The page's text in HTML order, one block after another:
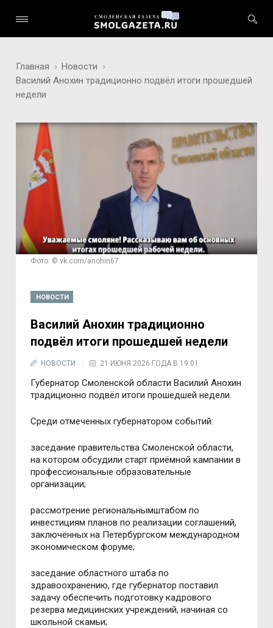
Главная
Новости
Василий Анохин традиционно подвёл итоги прошедшей
недели
Фото: © vk.com/anohin67
НОВОСТИ
Василий Анохин традиционно
подвёл итоги прошедшей недели
НОВОСТИ 21 ИЮНЯ 2026 ГОДА В 19:01
Губернатор Смоленской области Василий Анохин
традиционно подвёл итоги прошедшей недели.
Среди отмеченных губернатором событий:
заседание правительства Смоленской области,
на котором обсудили старт приёмной кампании в
профессиональные образовательные
организации;
рассмотрение региональнымштабом по
инвестициям планов по реализации соглашений,
заключённых на Петербургском международном
экономическом форуме;
заседание областного штаба по
здравоохранению, где губернатор поставил
задачу обеспечить подготовку кадрового
резерва медицинских учреждений, начиная со
школьной скамьи;